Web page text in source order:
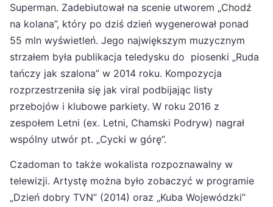
Superman. Zadebiutował na scenie utworem „Chodź
na kolana”, który po dziś dzień wygenerował ponad
55 mln wyświetleń. Jego największym muzycznym
strzałem była publikacja teledysku do piosenki „Ruda
tańczy jak szalona” w 2014 roku. Kompozycja
rozprzestrzeniła się jak viral podbijając listy
przebojów i klubowe parkiety. W roku 2016 z
zespołem Letni (ex. Letni, Chamski Podryw) nagrał
wspólny utwór pt. „Cycki w górę”.
Czadoman to także wokalista rozpoznawalny w
telewizji. Artystę można było zobaczyć w programie
„Dzień dobry TVN” (2014) oraz „Kuba Wojewódzki”